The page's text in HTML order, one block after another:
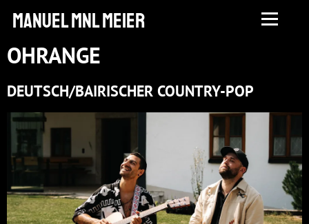
manuel MNL Meier
OHRANGE
DEUTSCH/BAIRISCHER COUNTRY-POP